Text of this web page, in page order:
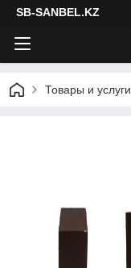
SB-SANBEL.KZ
Товары и услуги